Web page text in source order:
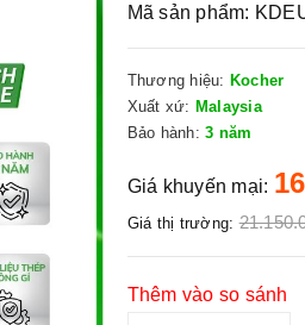
Mã sản phẩm:
Thương hiệu: Kocher
Xuất xứ: Malaysia
Bảo hành: 3 năm
Giá khuyến mại:
Giá thị trường:
Thêm vào so sánh